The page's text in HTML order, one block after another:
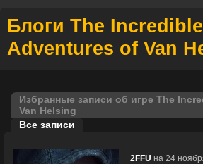
Блоги The Incredible
Adventures of Van
Избранные записи об игре The
Van Helsing
Все записи
2FFU на 24